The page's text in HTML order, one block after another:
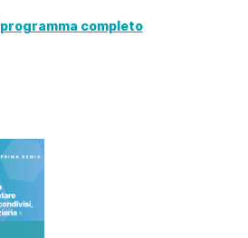
programma completo